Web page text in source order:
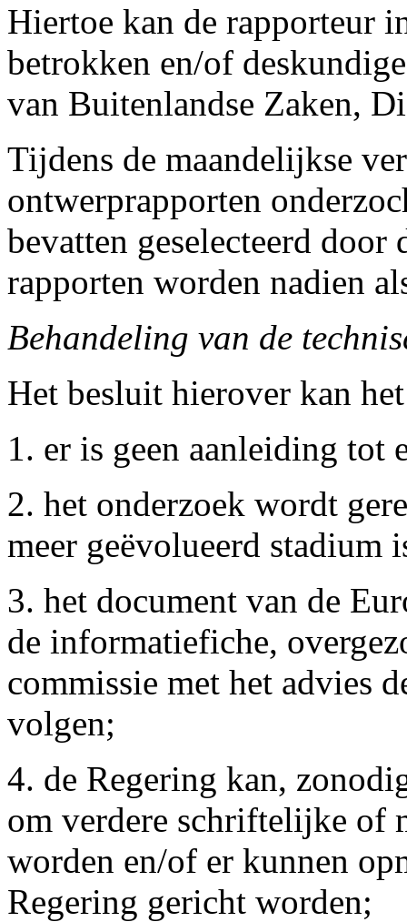
Hiertoe kan de rapporteur
betrokken en/of
van Buitenlandse Zaken,
Tijdens de maandelijkse
ontwerprapporten
bevatten geselecteerd
rapporten worden nadien
Behandeling van de
Het besluit hierover kan
1. er is geen aanleiding tot
2. het onderzoek wordt
meer geëvolueerd stadium
3. het document van de
de informatiefiche,
commissie met het advies
volgen;
4. de Regering kan,
om verdere schriftelijke of
worden en/of er kunnen
Regering gericht worden;